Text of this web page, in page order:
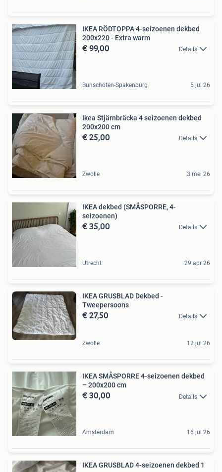
IKEA RÖDTOPPA 4-seizoenen dekbed
200x220 - Extra warm
€ 99,00 Details
Bunschoten-Spakenburg 5 jul 26
Ikea Stjärnbräcka 4 seizoenen dekbed
200x200 cm
€ 25,00 Details
Zwolle 3 mei 26
IKEA dekbed (SMÅSPORRE, 4-
seizoenen)
€ 35,00 Details
Utrecht 29 apr 26
IKEA GRUSBLAD Dekbed -
Tweepersoons
€ 27,50 Details
Zwolle 12 jul 26
IKEA SMÅSPORRE 4-seizoenen dekbed
– 200x200 cm
€ 30,00 Details
Amsterdam 16 jul 26
IKEA GRUSBLAD 4-seizoenen dekbed 1